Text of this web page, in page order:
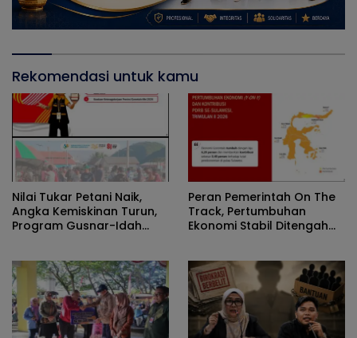
Rekomendasi untuk kamu
Nilai Tukar Petani Naik,
Angka Kemiskinan Turun,
Program Gusnar-Idah
Peran Pemerintah On The
Track, Pertumbuhan
Ekonomi Stabil Ditengah